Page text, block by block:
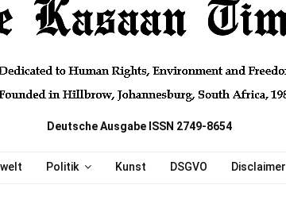
Deutsche Ausgabe ISSN 2749-8654
Politik Kunst DSGVO Disclaimer